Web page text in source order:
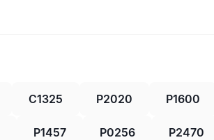
C1325 P2020 P1600
P1457 P0256 P2470